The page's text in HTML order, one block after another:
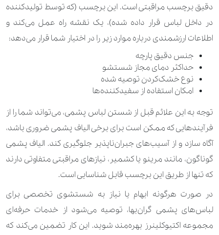
دقیق برچسب مراقبتی است. این برچسب (که توسط تولیدکننده
در داخل لباس قرار داده شده)، یک نقشه راه عمل می‌کند و
اطلاعات ارزشمندی درباره موارد زیر را در اختیار شما قرار می‌دهد:
جنس دقیق پارچه
حداکثر دمای مجاز شستشو
نوع خشک‌کردن توصیه شده
امکان استفاده از سفیدکننده‌ها
توجه به این علائم قبل از شستن لباس پشمی، می‌تواند شما را از
فرآیندهایی که ممکن است برای برخی الیاف پشمی ضروری باشد،
آگاه سازد و از آسیب‌های جبران‌ناپذیر جلوگیری کند. الیاف پشمی
گوناگون، مانند مرینو یا کشمیر، نیازهای مراقبتی متفاوتی دارند
که تنها از طریق این برچسب قابل شناسایی است.
در صورت هرگونه ابهام یا نیاز به شستشوی تخصصی برای
لباس‌های پشمی گران‌بها، توصیه می‌شود از خدمات حرفه‌ای
مجموعه اکتیوکلینرز بهره‌مند شوید. این کار تضمین می‌کند که